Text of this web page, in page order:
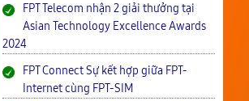
FPT Telecom nhận 2 giải thưởng tại
Asian Technology Excellence Awards
2024
FPT Connect Sự kết hợp giữa FPT-
Internet cùng FPT-SIM